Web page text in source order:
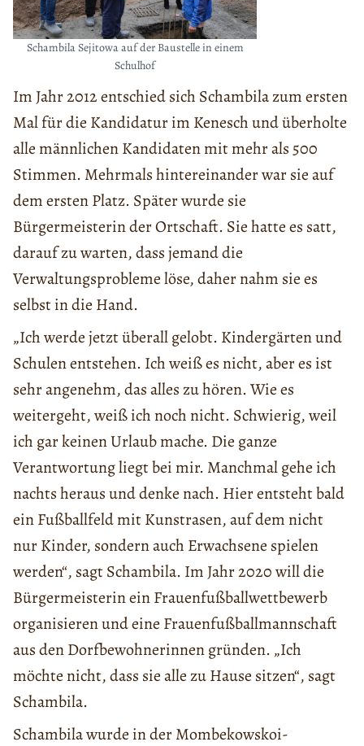
Schambila Sejitowa auf der Baustelle in einem
Schulhof
Im Jahr 2012 entschied sich Schambila zum ersten
Mal für die Kandidatur im Kenesch und überholte
alle männlichen Kandidaten mit mehr als 500
Stimmen. Mehrmals hintereinander war sie auf
dem ersten Platz. Später wurde sie
Bürgermeisterin der Ortschaft. Sie hatte es satt,
darauf zu warten, dass jemand die
Verwaltungsprobleme löse, daher nahm sie es
selbst in die Hand.
„Ich werde jetzt überall gelobt. Kindergärten und
Schulen entstehen. Ich weiß es nicht, aber es ist
sehr angenehm, das alles zu hören. Wie es
weitergeht, weiß ich noch nicht. Schwierig, weil
ich gar keinen Urlaub mache. Die ganze
Verantwortung liegt bei mir. Manchmal gehe ich
nachts heraus und denke nach. Hier entsteht bald
ein Fußballfeld mit Kunstrasen, auf dem nicht
nur Kinder, sondern auch Erwachsene spielen
werden“, sagt Schambila. Im Jahr 2020 will die
Bürgermeisterin ein Frauenfußballwettbewerb
organisieren und eine Frauenfußballmannschaft
aus den Dorfbewohnerinnen gründen. „Ich
möchte nicht, dass sie alle zu Hause sitzen“, sagt
Schambila.
Schambila wurde in der Mombekowskoi-